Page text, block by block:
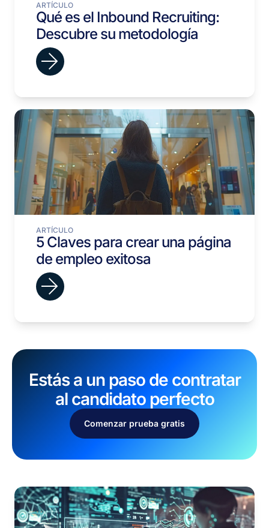
ARTÍCULO
Qué es el Inbound Recruiting:
Descubre su metodología
ARTÍCULO
5 Claves para crear una página
de empleo exitosa
Estás a un paso de contratar
al candidato perfecto
Comenzar prueba gratis